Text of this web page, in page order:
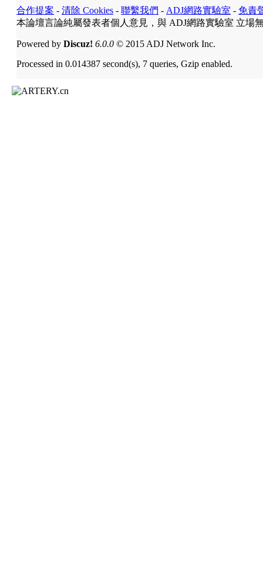
合作提案 - 清除 Cookies - 聯繫我們 - ADJ網路實驗室 - 免責
本論壇言論純屬發表者個人意見，與 ADJ網路實驗室 立場
Powered by Discuz! 6.0.0 © 2015 ADJ Network Inc.
Processed in 0.014387 second(s), 7 queries, Gzip enabled.